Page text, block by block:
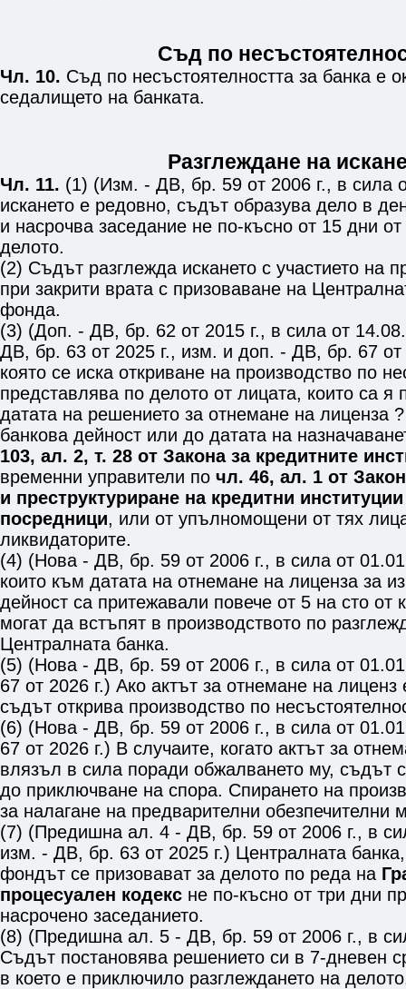
Съд по
Чл. 10. Съд по несъстоятелността за банка е
седалището на банката.
Разглеждане на
Чл. 11. (1) (Изм. - ДВ, бр. 59 от 2006 г., в сила
искането е редовно, съдът образува дело в
и насрочва заседание не по-късно от 15 дни
делото.
(2) Съдът разглежда искането с участието на
при закрити врата с призоваване на
фонда.
(3) (Доп. - ДВ, бр. 62 от 2015 г., в сила от
ДВ, бр. 63 от 2025 г., изм. и доп. - ДВ, бр. 67 от
която се иска откриване на производство по
представлява по делото от лицата, които са я
датата на решението за отнемане на лиценза
банкова дейност или до датата на
103, ал. 2, т. 28 от Закона за кредитните
временни управители по чл. 46, ал. 1 от
и преструктуриране на кредитни
посредници, или от упълномощени от тях
ликвидаторите.
(4) (Нова - ДВ, бр. 59 от 2006 г., в сила от
които към датата на отнемане на лиценза за
дейност са притежавали повече от 5 на сто от
могат да встъпят в производството по
Централната банка.
(5) (Нова - ДВ, бр. 59 от 2006 г., в сила от
67 от 2026 г.) Ако актът за отнемане на
съдът открива производство по
(6) (Нова - ДВ, бр. 59 от 2006 г., в сила от
67 от 2026 г.) В случаите, когато актът за
влязъл в сила поради обжалването му, съдът
до приключване на спора. Спирането на
за налагане на предварителни обезпечителни
(7) (Предишна ал. 4 - ДВ, бр. 59 от 2006 г., в
изм. - ДВ, бр. 63 от 2025 г.) Централната
фондът се призовават за делото по реда на
процесуален кодекс не по-късно от три дни
насрочено заседанието.
(8) (Предишна ал. 5 - ДВ, бр. 59 от 2006 г., в
Съдът постановява решението си в 7-дневен
в което е приключило разглеждането на